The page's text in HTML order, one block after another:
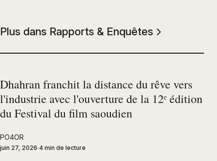
Plus dans Rapports & Enquêtes
Dhahran franchit la distance du rêve vers
l'industrie avec l'ouverture de la 12ᵉ édition
du Festival du film saoudien
PO4OR
juin 27, 2026 4 min de lecture